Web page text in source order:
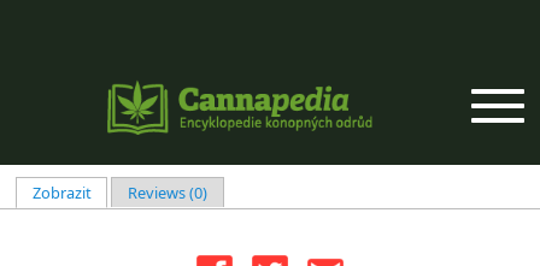
Hlavní záložky
Zobrazit(aktivní záložka)
Reviews (0)